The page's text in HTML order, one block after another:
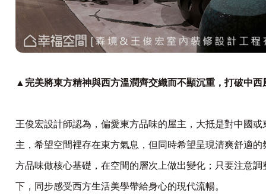
▲完美將東方精神與西方溫潤齊交織而不顯沉重，打破中西
王俊宏設計師認為，偏愛東方品味的屋主，大抵是對中國
主，希望空間裡存在東方氣息，但同時希望呈現清爽舒適
方品味做核心基礎，在空間的層次上做出變化；只要注意
下，同步感受西方生活美學帶給身心的現代流暢。